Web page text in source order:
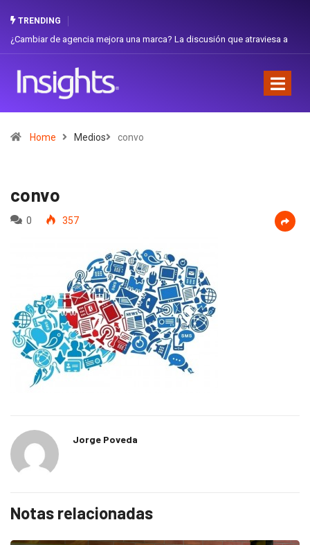
TRENDING
de agencia mejora una marca? La discusión que atraviesa a
Home Medios convo
convo
0 357
Jorge Poveda
Notas relacionadas